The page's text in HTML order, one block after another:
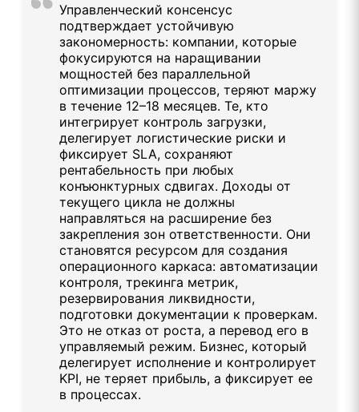
Управленческий консенсус
подтверждает устойчивую
закономерность: компании, которые
фокусируются на наращивании
мощностей без параллельной
оптимизации процессов, теряют маржу
в течение 12–18 месяцев. Те, кто
интегрирует контроль загрузки,
делегирует логистические риски и
фиксирует SLA, сохраняют
рентабельность при любых
конъюнктурных сдвигах. Доходы от
текущего цикла не должны
направляться на расширение без
закрепления зон ответственности. Они
становятся ресурсом для создания
операционного каркаса: автоматизации
контроля, трекинга метрик,
резервирования ликвидности,
подготовки документации к проверкам.
Это не отказ от роста, а перевод его в
управляемый режим. Бизнес, который
делегирует исполнение и контролирует
KPI, не теряет прибыль, а фиксирует ее
в процессах.